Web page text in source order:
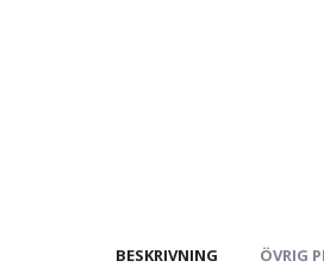
BESKRIVNING ÖVRIG